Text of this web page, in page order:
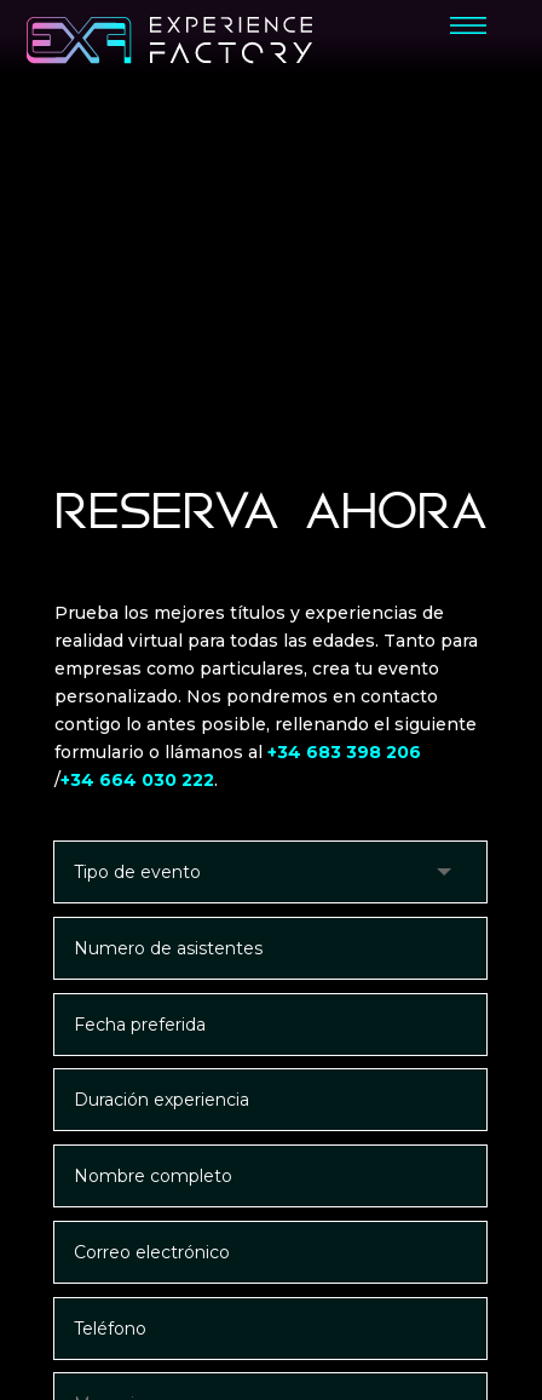
RESERVA AHORA
Prueba los mejores títulos y experiencias de
realidad virtual para todas las edades. Tanto para
empresas como particulares, crea tu evento
personalizado. Nos pondremos en contacto
contigo lo antes posible, rellenando el siguiente
formulario o llámanos al +34 683 398 206
/+34 664 030 222.